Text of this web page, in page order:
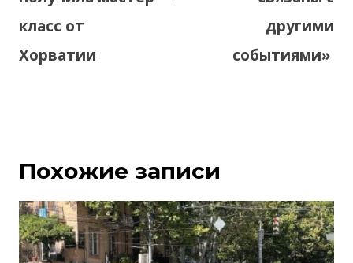
класс от
Хорватии
другими
событиями»
Похожие записи